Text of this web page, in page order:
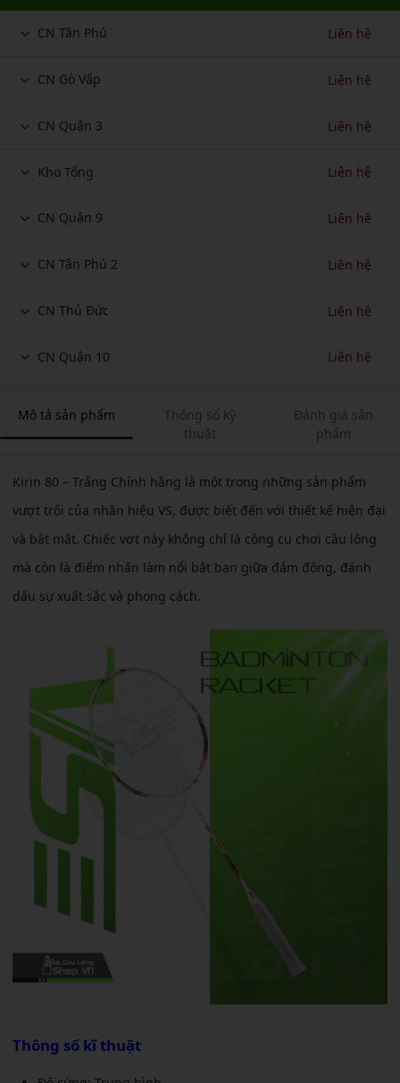
CN Tân Phú Liên hệ
CN Gò Vấp Liên hệ
CN Quận 3 Liên hệ
Kho Tổng Liên hệ
CN Quận 9 Liên hệ
CN Tân Phú 2 Liên hệ
CN Thủ Đức Liên hệ
CN Quận 10 Liên hệ
Mô tả sản phẩm
Thông số kỹ
thuật
Đánh giá sản
phẩm
Kirin 80 – Trắng Chính hãng là một trong những sản phẩm
vượt trội của nhãn hiệu VS, được biết đến với thiết kế hiện đại
và bắt mắt. Chiếc vợt này không chỉ là công cụ chơi cầu lông
mà còn là điểm nhấn làm nổi bật bạn giữa đám đông, đánh
dấu sự xuất sắc và phong cách.
Thông số kĩ thuật